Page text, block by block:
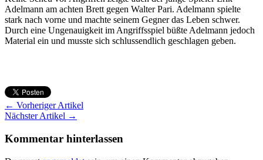
Adelmann am achten Brett gegen Walter Pari. Adelmann spielte
stark nach vorne und machte seinem Gegner das Leben schwer.
Durch eine Ungenauigkeit im Angriffsspiel büßte Adelmann jedoch
Material ein und musste sich schlussendlich geschlagen geben.
← Vorheriger Artikel
Nächster Artikel →
Kommentar hinterlassen